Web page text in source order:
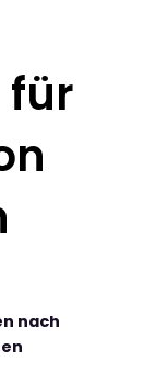
für
nach